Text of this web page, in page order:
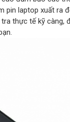
pin laptop xuất ra
thực tế kỹ càng,